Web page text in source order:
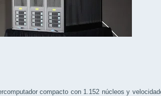
compacto con 1.152 núcleos y